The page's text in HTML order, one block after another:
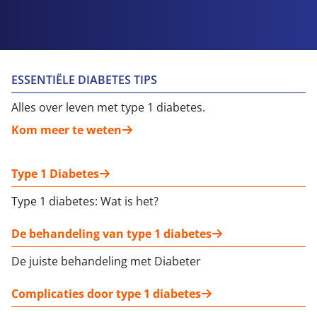
ESSENTIËLE DIABETES TIPS
Alles over leven met type 1 diabetes.
Kom meer te weten
Type 1 Diabetes
Type 1 diabetes: Wat is het?
De behandeling van type 1 diabetes
De juiste behandeling met Diabeter
Complicaties door type 1 diabetes